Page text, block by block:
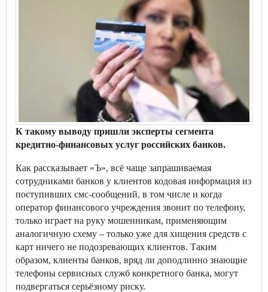
К такому выводу пришли эксперты сегмента
кредитно-финансовых услуг российских банков.
Как рассказывает «Ъ», всё чаще запрашиваемая
сотрудниками банков у клиентов кодовая информация из
поступивших смс-сообщений, в том числе и когда
оператор финансового учреждения звонит по телефону,
только играет на руку мошенникам, применяющим
аналогичную схему – только уже для хищения средств с
карт ничего не подозревающих клиентов. Таким
образом, клиенты банков, вряд ли доподлинно знающие
телефоны сервисных служб конкретного банка, могут
подвергаться серьёзному риску.